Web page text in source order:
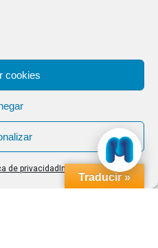
cookies
de privacidad Impressum
|Política de cookies
Traducir »